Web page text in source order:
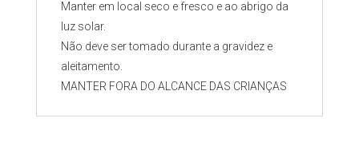
Manter em local seco e fresco e ao abrigo da
luz solar.
Não deve ser tomado durante a gravidez e
aleitamento.
MANTER FORA DO ALCANCE DAS CRIANÇAS